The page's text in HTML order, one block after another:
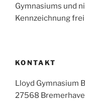
Gymnasiums und
Kennzeichnung
KONTAKT
Lloyd Gymnasium
27568